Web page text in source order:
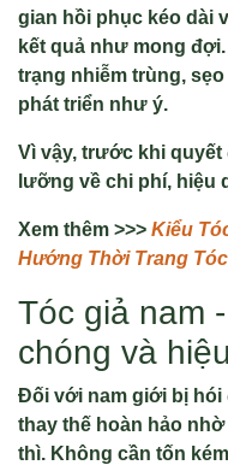
gian hồi phục kéo dài
kết quả như mong
trạng nhiễm trùng,
phát triển như ý.
Vì vậy, trước khi
lưỡng về chi phí, hiệu
Xem thêm >>> Kiểu
Hướng Thời Trang
Tóc giả nam
chóng và
Đối với nam giới bị hói
thay thế hoàn hảo
thì. Không cần tốn